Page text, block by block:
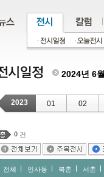
2024년 6월
2023 01 02
0 건
전체 인사동 북촌 서촌